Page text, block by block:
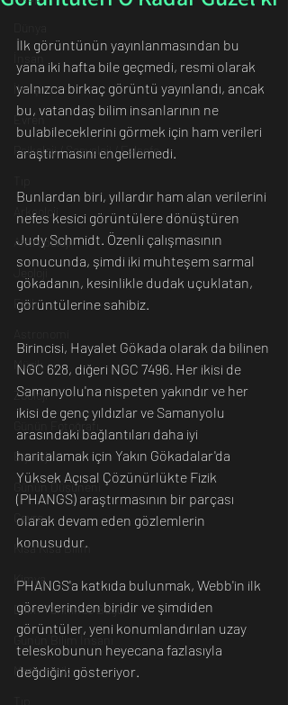
İnsan
İletişim
Evren
Psikoloji / Sosyoloji / Felsefe
Arkeoloji
Antropoloji
Fizik
Müzik
Zooloji
Günün Fotoğrafı
Biyoloji
Günün Düşüneni
Çevre
Kısa Kısa Bilim
Kimya
Bilim Tarihinde Bugün
Günün Bilim İnsanı
Matematik
İlk görüntünün yayınlanmasından bu
yana iki hafta bile geçmedi, resmi olarak
yalnızca birkaç görüntü yayınlandı, ancak
bu, vatandaş bilim insanlarının ne
bulabileceklerini görmek için ham verileri
araştırmasını engellemedi.
Bunlardan biri, yıllardır ham alan verilerini
nefes kesici görüntülere dönüştüren
Judy Schmidt. Özenli çalışmasının
sonucunda, şimdi iki muhteşem sarmal
gökadanın, kesinlikle dudak uçuklatan,
görüntülerine sahibiz.
Birincisi, Hayalet Gökada olarak da bilinen
NGC 628, diğeri NGC 7496. Her ikisi de
Samanyolu'na nispeten yakındır ve her
ikisi de genç yıldızlar ve Samanyolu
arasındaki bağlantıları daha iyi
haritalamak için Yakın Gökadalar'da
Yüksek Açısal Çözünürlükte Fizik
(PHANGS) araştırmasının bir parçası
olarak devam eden gözlemlerin
konusudur.
PHANGS'a katkıda bulunmak, Webb'in ilk
görevlerinden biridir ve şimdiden
görüntüler, yeni konumlandırılan uzay
teleskobunun heyecana fazlasıyla
değdiğini gösteriyor.